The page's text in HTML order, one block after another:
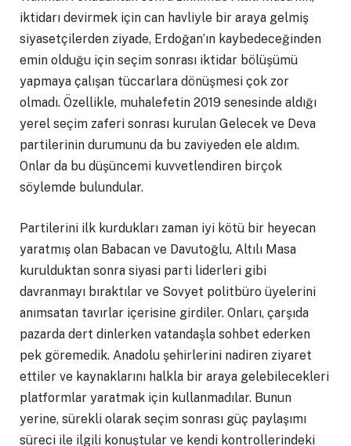
iktidarı devirmek için can havliyle bir araya gelmiş
siyasetçilerden ziyade, Erdoğan’ın kaybedeceğinden
emin olduğu için seçim sonrası iktidar bölüşümü
yapmaya çalışan tüccarlara dönüşmesi çok zor
olmadı. Özellikle, muhalefetin 2019 senesinde aldığı
yerel seçim zaferi sonrası kurulan Gelecek ve Deva
partilerinin durumunu da bu zaviyeden ele aldım.
Onlar da bu düşüncemi kuvvetlendiren birçok
söylemde bulundular.
Partilerini ilk kurdukları zaman iyi kötü bir heyecan
yaratmış olan Babacan ve Davutoğlu, Altılı Masa
kurulduktan sonra siyasi parti liderleri gibi
davranmayı bıraktılar ve Sovyet politbüro üyelerini
anımsatan tavırlar içerisine girdiler. Onları, çarşıda
pazarda dert dinlerken vatandaşla sohbet ederken
pek göremedik. Anadolu şehirlerini nadiren ziyaret
ettiler ve kaynaklarını halkla bir araya gelebilecekleri
platformlar yaratmak için kullanmadılar. Bunun
yerine, sürekli olarak seçim sonrası güç paylaşımı
süreci ile ilgili konuştular ve kendi kontrollerindeki